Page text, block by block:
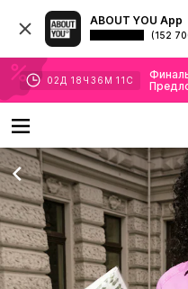
ABOUT YOU App
(152
02 Д 18 Ч 36 М 10 С